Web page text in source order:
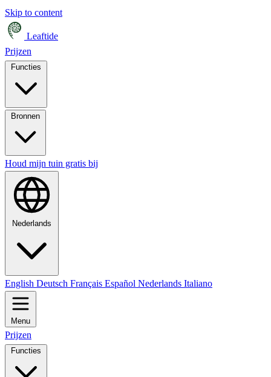
Skip to content
Leaftide
Prijzen
Houd mijn tuin gratis bij
Nederlands
English Deutsch Français Español Nederlands Italiano
Menu
Prijzen
Functies